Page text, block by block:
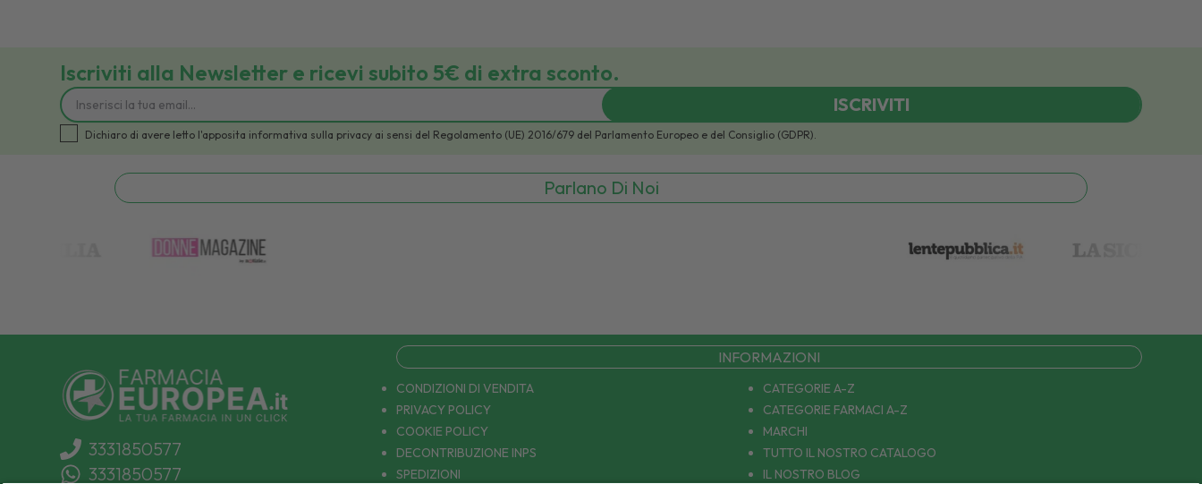
Iscriviti alla Newsletter e ricevi subito 5€ di extra sconto.
ISCRIVITI
Dichiaro di avere letto l'apposita informativa sulla privacy ai sensi del Regolamento (UE) 2016/679 del Parlamento Europeo e del Consiglio (GDPR).
Parlano Di Noi
3331850577
3331850577
INFORMAZIONI
CONDIZIONI DI VENDITA
PRIVACY POLICY
COOKIE POLICY
DECONTRIBUZIONE INPS
SPEDIZIONI
CATEGORIE A-Z
CATEGORIE FARMACI A-Z
MARCHI
TUTTO IL NOSTRO CATALOGO
IL NOSTRO BLOG